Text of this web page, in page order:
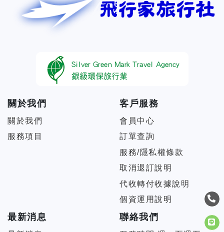
關於我們
關於我們
服務項目
客戶服務
會員中心
訂單查詢
服務/隱私權條款
取消退訂說明
代收轉付收據說明
個資運用說明
最新消息 聯絡我們